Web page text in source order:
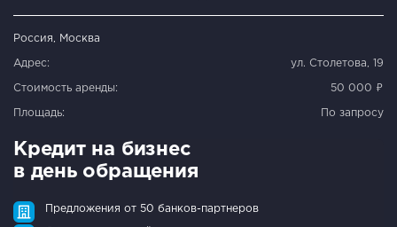
Россия, Москва
Адрес: ул. Столетова, 19
Стоимость аренды: 50 000 ₽
Площадь: По запросу
Кредит на бизнес
в день обращения
Предложения от 50 банков-партнеров